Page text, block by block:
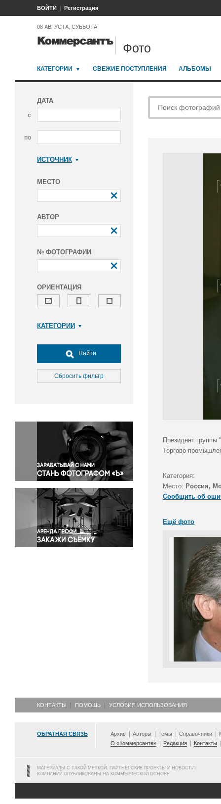
ВОЙТИ Регистрация
08 АВГУСТА, СУББОТА
Фото
КАТЕГОРИИ СВЕЖИЕ ПОСТУПЛЕНИЯ АЛЬБОМЫ
ДАТА
с
по
ИСТОЧНИК
МЕСТО
АВТОР
№ ФОТОГРАФИИ
ОРИЕНТАЦИЯ
КАТЕГОРИИ
Досуг, туризм и отдых
Культура
Медицина
Окружающая среда
Политика
Правосудие
Происшествия и конфликты
Религия
Светская жизнь
Спорт
Экология
Экономика и бизнес
Найти
Сбросить фильтр
Президент
Торгово-
Категория:
Место: Россия,
Сообщить об
Ещё фото
КОНТАКТЫ ПОМОЩЬ УСЛОВИЯ ИСПОЛЬЗОВАНИЯ
ОБРАТНАЯ СВЯЗЬ Архив Авторы Темы Справочники
О «Коммерсанте»
Редакция Контакты
МАТЕРИАЛЫ С ТАКОЙ МЕТКОЙ, ПАРТНЕРСКИЕ ПРОЕКТЫ И НОВОСТИ
КОМПАНИЙ ОПУБЛИКОВАНЫ НА КОММЕРЧЕСКОЙ ОСНОВЕ